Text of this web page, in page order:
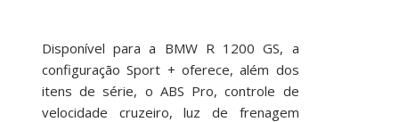
Disponível para a BMW R 1200 GS, a
configuração Sport + oferece, além dos
itens de série, o ABS Pro, controle de
velocidade cruzeiro, luz de frenagem